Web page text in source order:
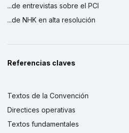
...de entrevistas sobre el PCI
...de NHK en alta resolución
Referencias claves
Textos de la Convención
Directices operativas
Textos fundamentales